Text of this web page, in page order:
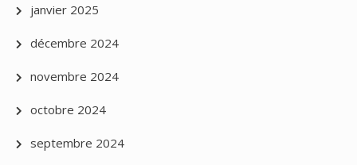
janvier 2025
décembre 2024
novembre 2024
octobre 2024
septembre 2024